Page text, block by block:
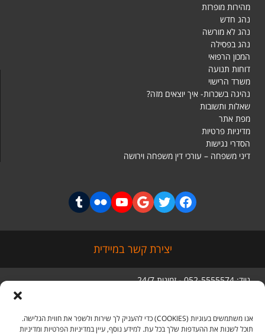
אנו משתמשים בעוגיות (COOKIES) כדי להעניק לך שירות ולשפר את חווית הגלישה.
תוכל לשנות את ההעדפות שלך בכל עת. למידע נוסף, עיין במדיניות הפרטיות ומדיניות
מהירות מופרזת
נהג חדש
נהג לא מורשה
נהג בפסילה
המכון הרפואי
דוחות תנועה
משרד הרישוי
נהיגה בשכרות- איך יוצאים מזה?
שאלות ותשובות
מפת אתר
מדיניות פרטיות
הסדרי נגישות
דיני משפחה – עורכי דין משפחה וירושה
יצירת קשר במיידית
נייד: 052-5555574 - זמינות 24/7
בני ברק